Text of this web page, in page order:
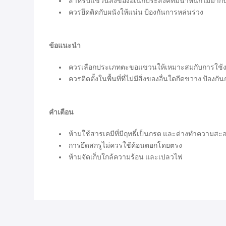
ควรยึดติดกับผนังให้แน่น ป้องกันการหล่นร่วง
ข้อแนะนำ
ควรเลือกประเภทตะขอแขวนให้เหมาะสมกับการใช้
ควรติดตั้งในพื้นที่ที่ไม่มีสิ่งของอื่นใดกีดขวาง ป้องกัน
คำเตือน
ห้ามใช้สารเคมีที่มีฤทธิ์เป็นกรด และด่างทำความสะ
การยึดสกรูไม่ควรใช้ค้อนตอกโดยตรง
ห้ามจัดเก็บใกล้ความร้อน และเปลวไฟ